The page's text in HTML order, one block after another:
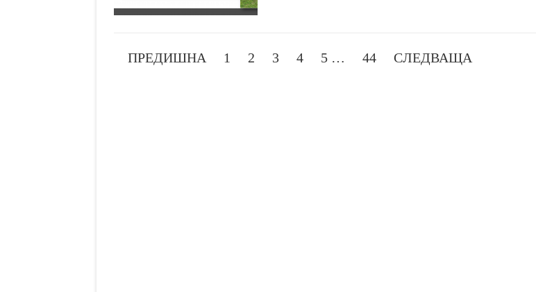
ПРЕДИШНА 1 2 3 4 5 … 44 СЛЕДВАЩА